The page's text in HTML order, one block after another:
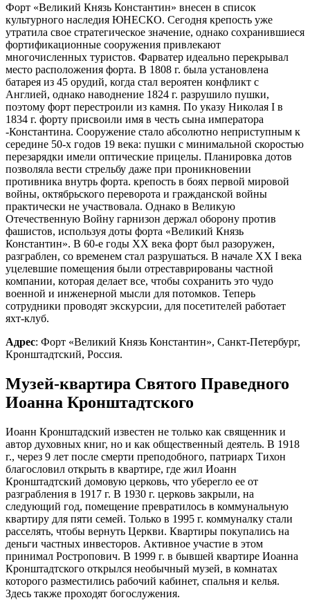
Форт «Великий Князь Константин» внесен в список
культурного наследия ЮНЕСКО. Сегодня крепость уже
утратила свое стратегическое значение, однако сохранившиеся
фортификационные сооружения привлекают
многочисленных туристов. Фарватер идеально перекрывал
место расположения форта. В 1808 г. была установлена
батарея из 45 орудий, когда стал вероятен конфликт с
Англией, однако наводнение 1824 г. разрушило пушки,
поэтому форт перестроили из камня. По указу Николая I в
1834 г. форту присвоили имя в честь сына императора
-Константина. Сооружение стало абсолютно неприступным к
середине 50-х годов 19 века: пушки с минимальной скоростью
перезарядки имели оптические прицелы. Планировка дотов
позволяла вести стрельбу даже при проникновении
противника внутрь форта. крепость в боях первой мировой
войны, октябрьского переворота и гражданской войны
практически не участвовала. Однако в Великую
Отечественную Войну гарнизон держал оборону против
фашистов, используя доты форта «Великий Князь
Константин». В 60-е годы ХХ века форт был разоружен,
разграблен, со временем стал разрушаться. В начале ХХ I века
уцелевшие помещения были отреставрированы частной
компании, которая делает все, чтобы сохранить это чудо
военной и инженерной мысли для потомков. Теперь
сотрудники проводят экскурсии, для посетителей работает
яхт-клуб.
Адрес: Форт «Великий Князь Константин», Санкт-Петербург,
Кронштадтский, Россия.
Музей-квартира Святого Праведного
Иоанна Кронштадтского
Иоанн Кронштадский известен не только как священник и
автор духовных книг, но и как общественный деятель. В 1918
г., через 9 лет после смерти преподобного, патриарх Тихон
благословил открыть в квартире, где жил Иоанн
Кронштадтский домовую церковь, что уберегло ее от
разграбления в 1917 г. В 1930 г. церковь закрыли, на
следующий год, помещение превратилось в коммунальную
квартиру для пяти семей. Только в 1995 г. коммуналку стали
расселять, чтобы вернуть Церкви. Квартиры покупались на
деньги частных инвесторов. Активное участие в этом
принимал Ростропович. В 1999 г. в бывшей квартире Иоанна
Кронштадтского открылся необычный музей, в комнатах
которого разместились рабочий кабинет, спальня и келья.
Здесь также проходят богослужения.